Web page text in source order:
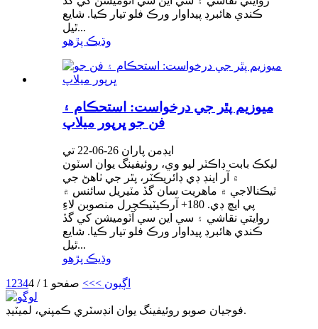
ڪندي هائبرڊ پيداوار ورڪ فلو تيار ڪيا. شايع
ٿيل...
وڌيڪ پڙهو
ميوزيم پٿر جي درخواست: استحڪام ۽
فن جو ڀرپور ميلاپ
ايڊمن پاران 26-06-22 تي
ليکڪ بابت ڊاڪٽر ليو وي، روئيفينگ يوان اسٽون
۾ آر اينڊ ڊي ڊائريڪٽر، پٿر جي ٺاھڻ جي
ٽيڪنالاجي ۾ ماهريت سان گڏ مٽيريل سائنس ۾
پي ايڇ ڊي. 180+ آرڪيٽيڪچرل منصوبن لاءِ
روايتي نقاشي ۽ سي اين سي آٽوميشن کي گڏ
ڪندي هائبرڊ پيداوار ورڪ فلو تيار ڪيا. شايع
ٿيل...
وڌيڪ پڙهو
1 234 اڳيون >>> صفحو 1 / 4
فوجيان صوبو روئيفينگ يوان انڊسٽري ڪمپني، لميٽيڊ.